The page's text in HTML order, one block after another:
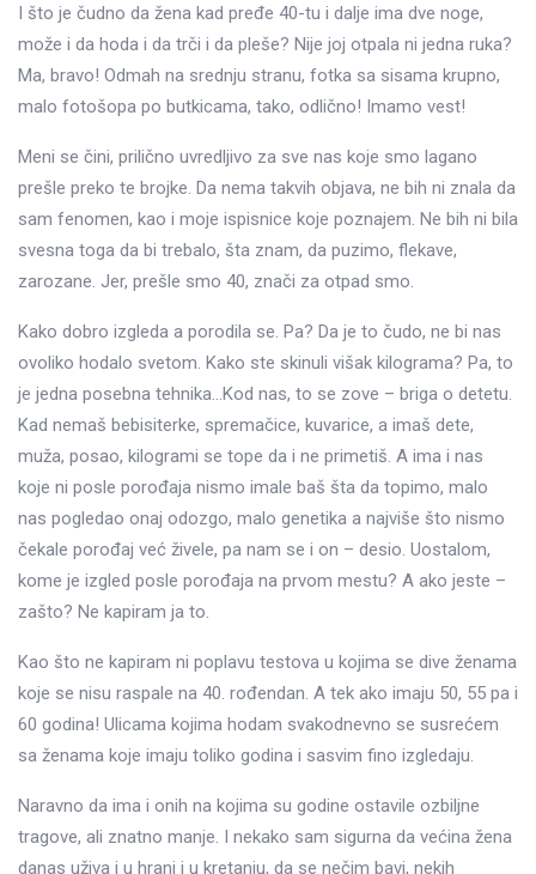
I što je čudno da žena kad pređe 40-tu i dalje ima dve noge,
može i da hoda i da trči i da pleše? Nije joj otpala ni jedna ruka?
Ma, bravo! Odmah na srednju stranu, fotka sa sisama krupno,
malo fotošopa po butkicama, tako, odlično! Imamo vest!
Meni se čini, prilično uvredljivo za sve nas koje smo lagano
prešle preko te brojke. Da nema takvih objava, ne bih ni znala da
sam fenomen, kao i moje ispisnice koje poznajem. Ne bih ni bila
svesna toga da bi trebalo, šta znam, da puzimo, flekave,
zarozane. Jer, prešle smo 40, znači za otpad smo.
Kako dobro izgleda a porodila se. Pa? Da je to čudo, ne bi nas
ovoliko hodalo svetom. Kako ste skinuli višak kilograma? Pa, to
je jedna posebna tehnika…Kod nas, to se zove – briga o detetu.
Kad nemaš bebisiterke, spremačice, kuvarice, a imaš dete,
muža, posao, kilogrami se tope da i ne primetiš. A ima i nas
koje ni posle porođaja nismo imale baš šta da topimo, malo
nas pogledao onaj odozgo, malo genetika a najviše što nismo
čekale porođaj već živele, pa nam se i on – desio. Uostalom,
kome je izgled posle porođaja na prvom mestu? A ako jeste –
zašto? Ne kapiram ja to.
Kao što ne kapiram ni poplavu testova u kojima se dive ženama
koje se nisu raspale na 40. rođendan. A tek ako imaju 50, 55 pa i
60 godina! Ulicama kojima hodam svakodnevno se susrećem
sa ženama koje imaju toliko godina i sasvim fino izgledaju.
Naravno da ima i onih na kojima su godine ostavile ozbiljne
tragove, ali znatno manje. I nekako sam sigurna da većina žena
danas uživa i u hrani i u kretanju, da se nečim bavi, nekih